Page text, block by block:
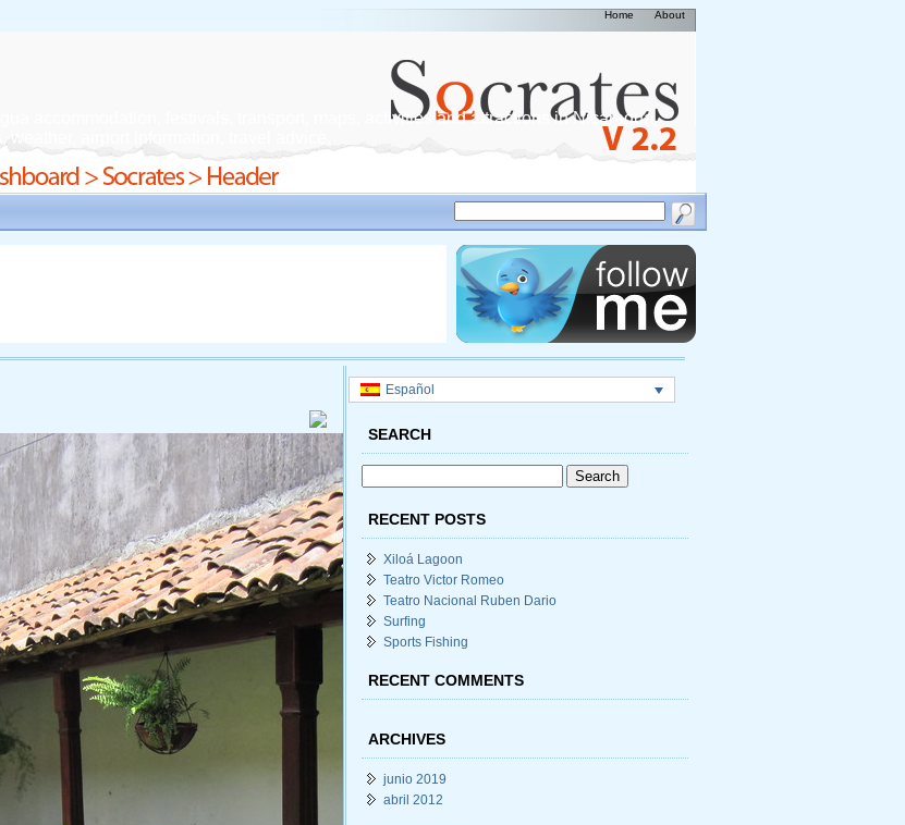
Home About
accommodation, festivals, transport, maps, activities and attractions in Nicaragua,
Español
SEARCH
for:
RECENT POSTS
Xiloá Lagoon
Teatro Victor Romeo
Teatro Nacional Ruben Dario
Surfing
Sports Fishing
RECENT COMMENTS
ARCHIVES
junio 2019
abril 2012